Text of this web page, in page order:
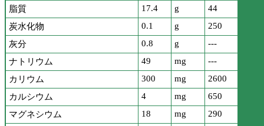
脂質
17.4 g
44
炭水化物
0.1 g
250
灰分
0.8 g
---
ナトリウム
49 mg
---
カリウム
300 mg
2600
カルシウム
4 mg
650
マグネシウム
18 mg
290